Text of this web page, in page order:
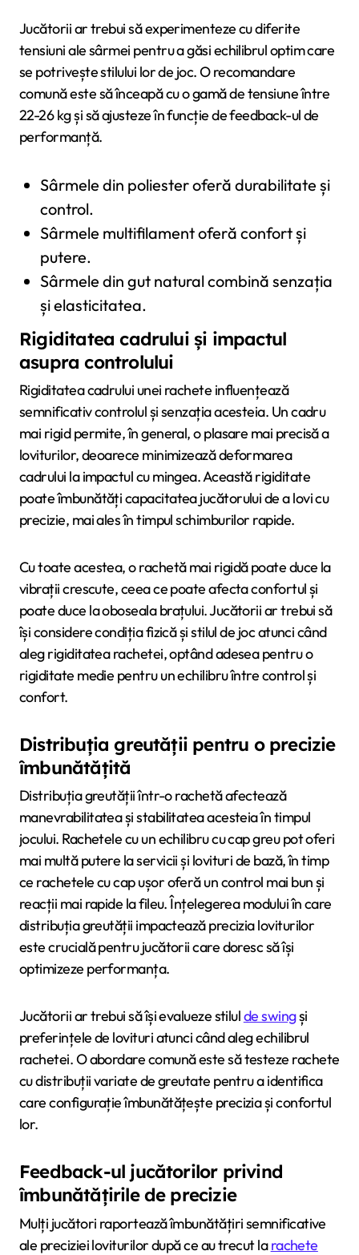
Jucătorii ar trebui să experimenteze cu diferite
tensiuni ale sârmei pentru a găsi echilibrul optim care
se potrivește stilului lor de joc. O recomandare
comună este să înceapă cu o gamă de tensiune între
22-26 kg și să ajusteze în funcție de feedback-ul de
performanță.
Sârmele din poliester oferă durabilitate și
control.
Sârmele multifilament oferă confort și
putere.
Sârmele din gut natural combină senzația
și elasticitatea.
Rigiditatea cadrului și impactul
asupra controlului
Rigiditatea cadrului unei rachete influențează
semnificativ controlul și senzația acesteia. Un cadru
mai rigid permite, în general, o plasare mai precisă a
loviturilor, deoarece minimizează deformarea
cadrului la impactul cu mingea. Această rigiditate
poate îmbunătăți capacitatea jucătorului de a lovi cu
precizie, mai ales în timpul schimburilor rapide.
Cu toate acestea, o rachetă mai rigidă poate duce la
vibrații crescute, ceea ce poate afecta confortul și
poate duce la oboseala brațului. Jucătorii ar trebui să
își considere condiția fizică și stilul de joc atunci când
aleg rigiditatea rachetei, optând adesea pentru o
rigiditate medie pentru un echilibru între control și
confort.
Distribuția greutății pentru o precizie
îmbunătățită
Distribuția greutății într-o rachetă afectează
manevrabilitatea și stabilitatea acesteia în timpul
jocului. Rachetele cu un echilibru cu cap greu pot oferi
mai multă putere la servicii și lovituri de bază, în timp
ce rachetele cu cap ușor oferă un control mai bun și
reacții mai rapide la fileu. Înțelegerea modului în care
distribuția greutății impactează precizia loviturilor
este crucială pentru jucătorii care doresc să își
optimizeze performanța.
Jucătorii ar trebui să își evalueze stilulde swingși
preferințele de lovituri atunci când aleg echilibrul
rachetei. O abordare comună este să testeze rachete
cu distribuții variate de greutate pentru a identifica
care configurație îmbunătățește precizia și confortul
lor.
Feedback-ul jucătorilor privind
îmbunătățirile de precizie
Mulți jucători raportează îmbunătățiri semnificative
ale preciziei loviturilor după ce au trecut larachete